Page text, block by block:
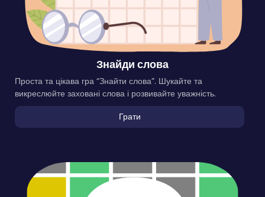
Знайди слова
Проста та цікава гра “Знайти слова”. Шукайте та
викреслюйте заховані слова і розвивайте уважність.
Грати